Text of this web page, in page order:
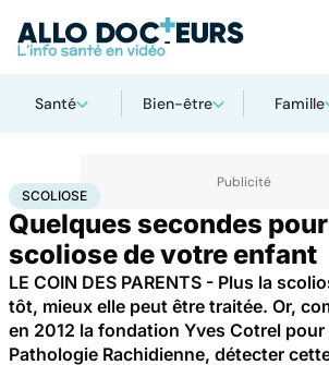
Santé Bien-être Famille
AccueilSantéScoliose
SCOLIOSE
Quelques secondes
scoliose de votre enfant
LE COIN DES PARENTS - Plus la
tôt, mieux elle peut être traitée. Or,
en 2012 la fondation Yves Cotrel pour
Pathologie Rachidienne, détecter